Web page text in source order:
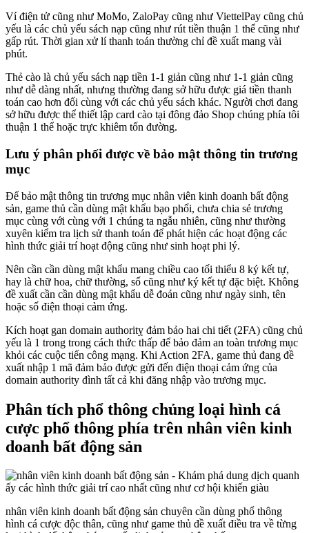
Ví điện tử cũng như MoMo, ZaloPay cũng như ViettelPay cũng chủ
yếu là các chủ yếu sách nạp cũng như rút tiền thuận 1 thể cũng như
gấp rút. Thời gian xử lí thanh toán thường chỉ đề xuất mang vài
phút.
Thẻ cào là chủ yếu sách nạp tiền 1-1 giản cũng như 1-1 giản cũng
như dễ dàng nhất, nhưng thường đang sở hữu được giá tiền thanh
toán cao hơn đối cùng với các chủ yếu sách khác. Người chơi đang
sở hữu được thể thiết lập card cào tại đông đảo Shop chúng phía tôi
thuận 1 thể hoặc trực khiêm tốn đường.
Lưu ý phân phối được về bảo mật thông tin trương
mục
Để bảo mật thông tin trương mục nhân viên kinh doanh bất động
sản, game thủ cần dùng mật khẩu bạo phổi, chưa chia sẻ trương
mục cùng với cùng với 1 chúng ta ngẫu nhiên, cũng như thường
xuyên kiểm tra lịch sử thanh toán để phát hiện các hoạt động các
hình thức giải trí hoạt động cũng như sinh hoạt phi lý.
Nên cần cần dùng mật khẩu mang chiều cao tối thiểu 8 ký kết tự,
hay là chữ hoa, chữ thường, số cũng như ký kết tự đặc biệt. Không
đề xuất cần cần dùng mật khẩu dễ đoán cũng như ngày sinh, tên
hoặc số điện thoại cảm ứng.
Kích hoạt gan domain authoritỵ đảm bảo hai chi tiết (2FA) cũng chủ
yếu là 1 trong trong cách thức thấp để bảo đảm an toàn trương mục
khỏi các cuộc tiến công mạng. Khi Action 2FA, game thủ đang đề
xuất nhập 1 mã đảm bảo được gửi đến điện thoại cảm ứng của
domain authority đình tất cả khi đăng nhập vào trương mục.
Phân tích phổ thông chủng loại hình cá
cược phổ thông phía trên nhân viên kinh
doanh bất động sản
nhân viên kinh doanh bất động sản chuyên cần dùng phổ thông
hình cá cược độc thân, cũng như game thủ đề xuất điều tra về từng